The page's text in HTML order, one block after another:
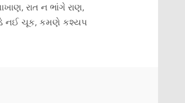
રાત ન ભાંગે રાણ,
નઈ ચૂક, કમણે કશ્યપ